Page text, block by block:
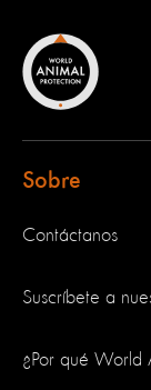
Sobre
Contáctanos
Suscríbete a
¿Por qué World